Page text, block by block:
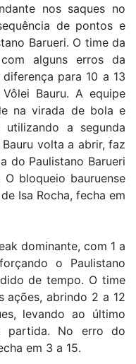
nos saques no
de pontos e
Barueri. O time da
alguns erros da
para 10 a 13
Bauru. A equipe
na virada de bola e
a segunda
Bauru volta a abrir, faz
do Paulistano Barueri
bloqueio bauruense
Isa Rocha, fecha em
dominante, com 1 a
o Paulistano
de tempo. O time
ações, abrindo 2 a 12
levando ao último
partida. No erro do
em 3 a 15.